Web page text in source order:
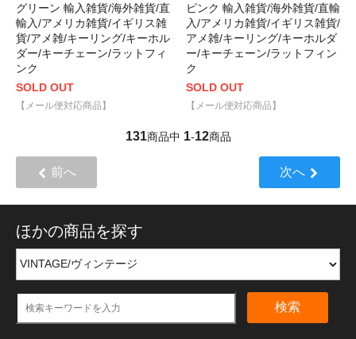
グリーン 輸入雑貨/海外雑貨/直
輸入/アメリカ雑貨/イギリス雑
貨/アメ雑/キーリング/キーホル
ダー/キーチェーン/ラットフィ
ンク
SOLD OUT
【メール便対応商品】
ピンク 輸入雑貨/海外雑貨/直輸
入/アメリカ雑貨/イギリス雑貨/
アメ雑/キーリング/キーホルダ
ー/キーチェーン/ラットフィン
ク
SOLD OUT
【メール便対応商品】
131商品中 1-12商品
前へ 次へ
ほかの商品を探す
検索